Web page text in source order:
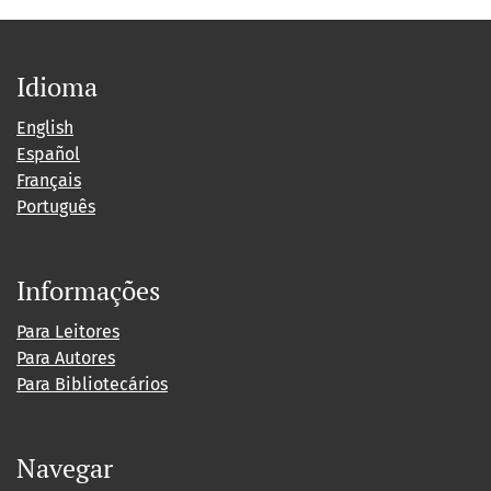
Idioma
English
Español
Français
Português
Informações
Para Leitores
Para Autores
Para Bibliotecários
Navegar